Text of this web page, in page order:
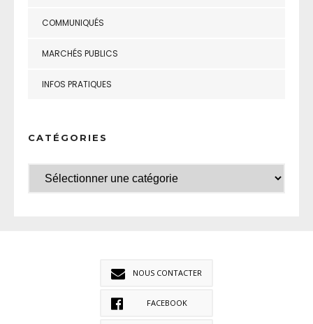
COMMUNIQUÉS
MARCHÉS PUBLICS
INFOS PRATIQUES
CATÉGORIES
NOUS CONTACTER
FACEBOOK